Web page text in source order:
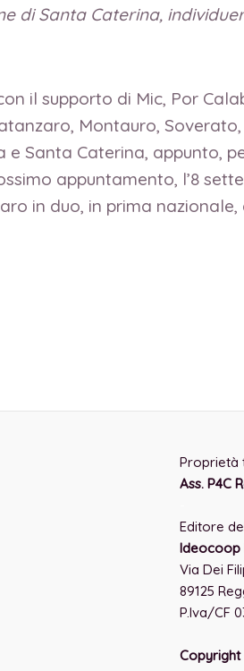
di Santa Caterina,
il supporto di Mic, Por
Montauro,
Santa Caterina, appunto,
appuntamento, l’8
in duo, in prima
Proprietà
Ass. P4C
Editore
Ideocoop
Via Dei
89125
P.Iva/CF